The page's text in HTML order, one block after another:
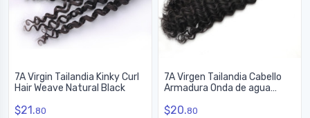
7A Virgin Tailandia Kinky Curl
Hair Weave Natural Black
$21.80
7A Virgen Tailandia Cabello
Armadura Onda de agua
$20.80